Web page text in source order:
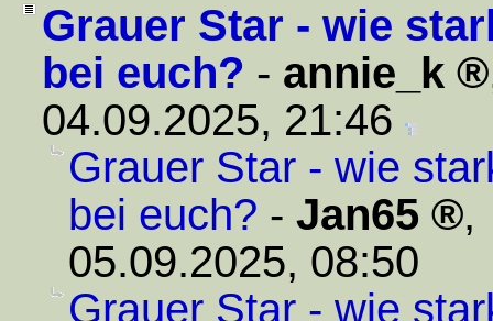
Grauer Star - wie
bei euch? - annie_k
04.09.2025, 21:46
Grauer Star - wie
bei euch? - Jan65
,
05.09.2025, 08:50
Grauer Star - wie